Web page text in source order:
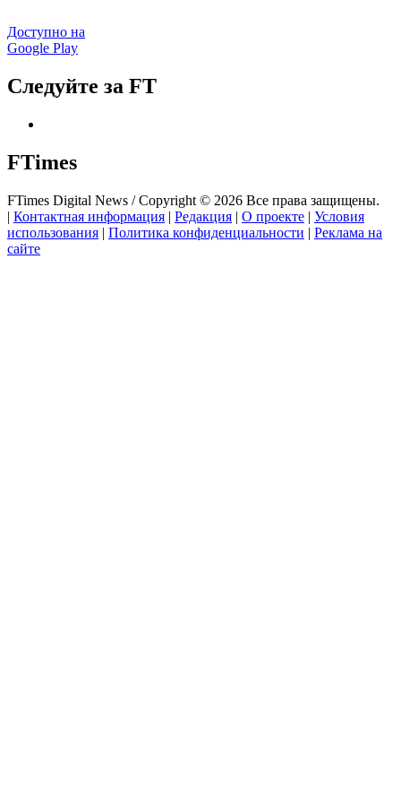
Доступно на
Google Play
Следуйте за FT
FTimes
FTimes Digital News / Copyright © 2026 Все права защищены.
| Контактная информация | Редакция | О проекте | Условия
использования | Политика конфиденциальности | Реклама на
сайте